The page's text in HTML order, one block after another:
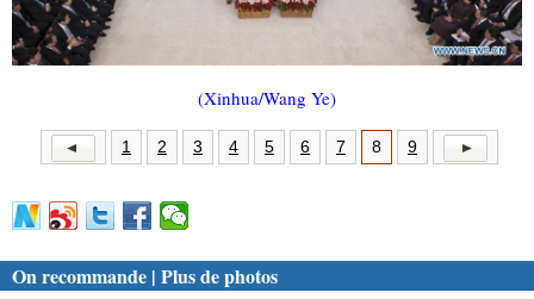
(Xinhua/Wang Ye)
1 2 3 4 5 6 7 8 9
On recommande | Plus de photos